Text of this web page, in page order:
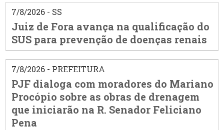
7/8/2026 - SS
Juiz de Fora avança na qualificação do
SUS para prevenção de doenças renais
7/8/2026 - PREFEITURA
PJF dialoga com moradores do Mariano
Procópio sobre as obras de drenagem
que iniciarão na R. Senador Feliciano
Pena